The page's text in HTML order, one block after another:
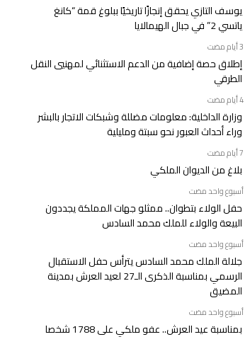
2020
مغلقة
يوسف التازي يحقق إنجازًا تاريخيًا ببلوغ قمة “كانغ
ياتسي 2” في جبال الهيمالايا
إطلاق حصة إضافية من الدعم الاستثنائي لمهنيي النقل
الطرقي
‫‫‫‏‫4 أيام مضت‬
وزارة الداخلية: معلومات مضللة وشبكات الاتجار بالبشر
وراء أحداث العبور نحو سبتة ومليلية
بلاغ من الديوان الملكي
‫‫‫‏‫أسبوع واحد مضت‬
حفل الولاء بتطوان.. ممثلو جهات المملكة يجددون
البيعة والولاء للملك محمد السادس
‫‫‫‏‫أسبوع واحد مضت‬
جلالة الملك محمد السادس يترأس حفل الاستقبال
الرسمي بمناسبة الذكرى الـ27 لعيد العرش بمدينة
المضيق
‫‫‫‏‫أسبوع واحد مضت‬
بمناسبة عيد العرش.. عفو ملكي على 1788 شخصا